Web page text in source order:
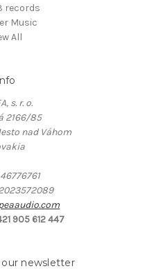
records
Music
All
s. r. o.
2166/85
nad Váhom
905 612 447
newsletter